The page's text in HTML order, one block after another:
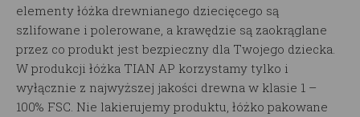
elementy łóżka drewnianego dziecięcego są
szlifowane i polerowane, a krawędzie są zaokrąglane
przez co produkt jest bezpieczny dla Twojego dziecka.
W produkcji łóżka TIAN AP korzystamy tylko i
wyłącznie z najwyższej jakości drewna w klasie 1 –
100% FSC. Nie lakierujemy produktu, łóżko pakowane